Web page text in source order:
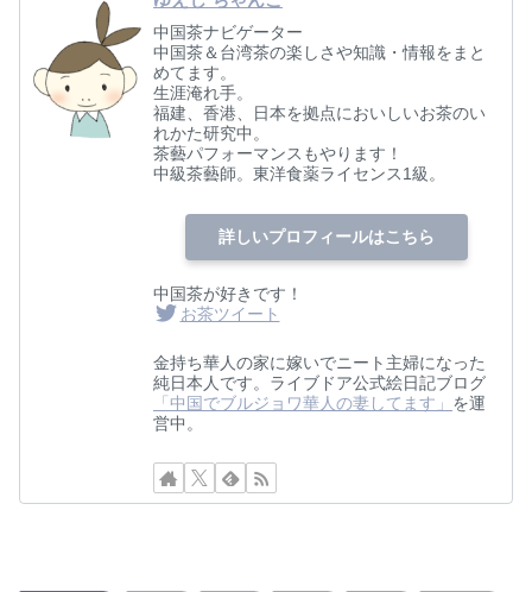
中国茶ナビゲーター
中国茶＆台湾茶の楽しさや知識・情報をまと
めてます。
生涯淹れ手。
福建、香港、日本を拠点においしいお茶のい
れかた研究中。
茶藝パフォーマンスもやります！
中級茶藝師。東洋食薬ライセンス1級。
詳しいプロフィールはこちら
中国茶が好きです！
お茶ツイート
金持ち華人の家に嫁いでニート主婦になった
純日本人です。ライブドア公式絵日記ブログ
「中国でブルジョワ華人の妻してます」 を運
営中。